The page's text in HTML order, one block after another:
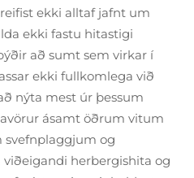
ekki alltaf jafnt um
ekki fastu hitastigi
að sumt sem virkar í
ekki fullkomlega við
nýta mest úr þessum
ásamt öðrum vitum
svefnplaggjum og
herbergishita og